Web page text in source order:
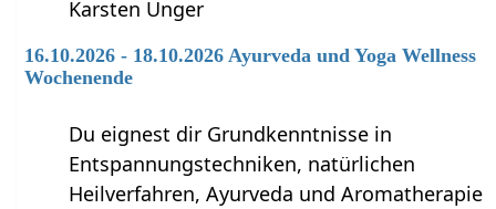
Karsten Unger
16.10.2026 - 18.10.2026 Ayurveda und Yoga Wellness
Wochenende
Du eignest dir Grundkenntnisse in
Entspannungstechniken, natürlichen
Heilverfahren, Ayurveda und Aromatherapie